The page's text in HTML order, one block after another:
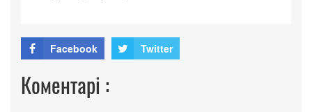
Facebook Twitter
Коментарі :